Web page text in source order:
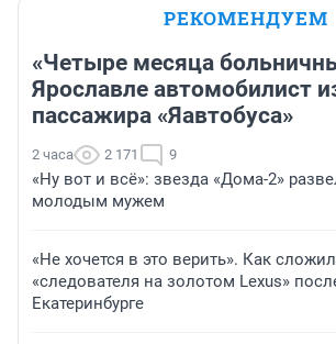
РЕКОМЕНДУЕМ
«Четыре месяца
Ярославле автомобилист
пассажира «Яавтобуса»
2 часа 2 171 9
«Ну вот и всё»: звезда «Дома-2»
молодым мужем
«Не хочется в это верить». Как
«следователя на золотом Lexus»
Екатеринбурге